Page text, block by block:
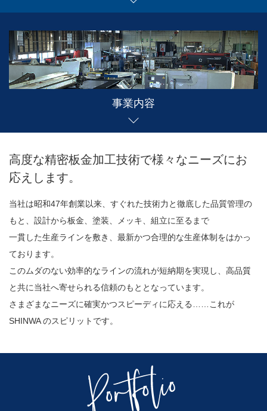
事業内容
高度な精密板金加工技術で様々なニーズにお
応えします。
当社は昭和47年創業以来、すぐれた技術力と徹底した品質管理の
もと、設計から板金、塗装、メッキ、組立に至るまで
一貫した生産ラインを敷き、最新かつ合理的な生産体制をはかっ
ております。
このムダのない効率的なラインの流れが短納期を実現し、高品質
と共に当社へ寄せられる信頼のもととなっています。
さまざまなニーズに確実かつスピーディに応える……これが
SHINWA のスピリットです。